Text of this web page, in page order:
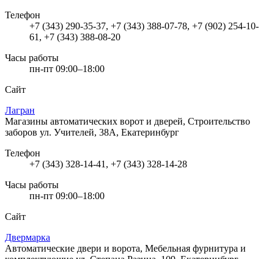
Телефон
+7 (343) 290-35-37, +7 (343) 388-07-78, +7 (902) 254-10-
61, +7 (343) 388-08-20
Часы работы
пн-пт 09:00–18:00
Сайт
Лагран
Магазины автоматических ворот и дверей, Строительство
заборов ул. Учителей, 38А, Екатеринбург
Телефон
+7 (343) 328-14-41, +7 (343) 328-14-28
Часы работы
пн-пт 09:00–18:00
Сайт
Двермарка
Автоматические двери и ворота, Мебельная фурнитура и